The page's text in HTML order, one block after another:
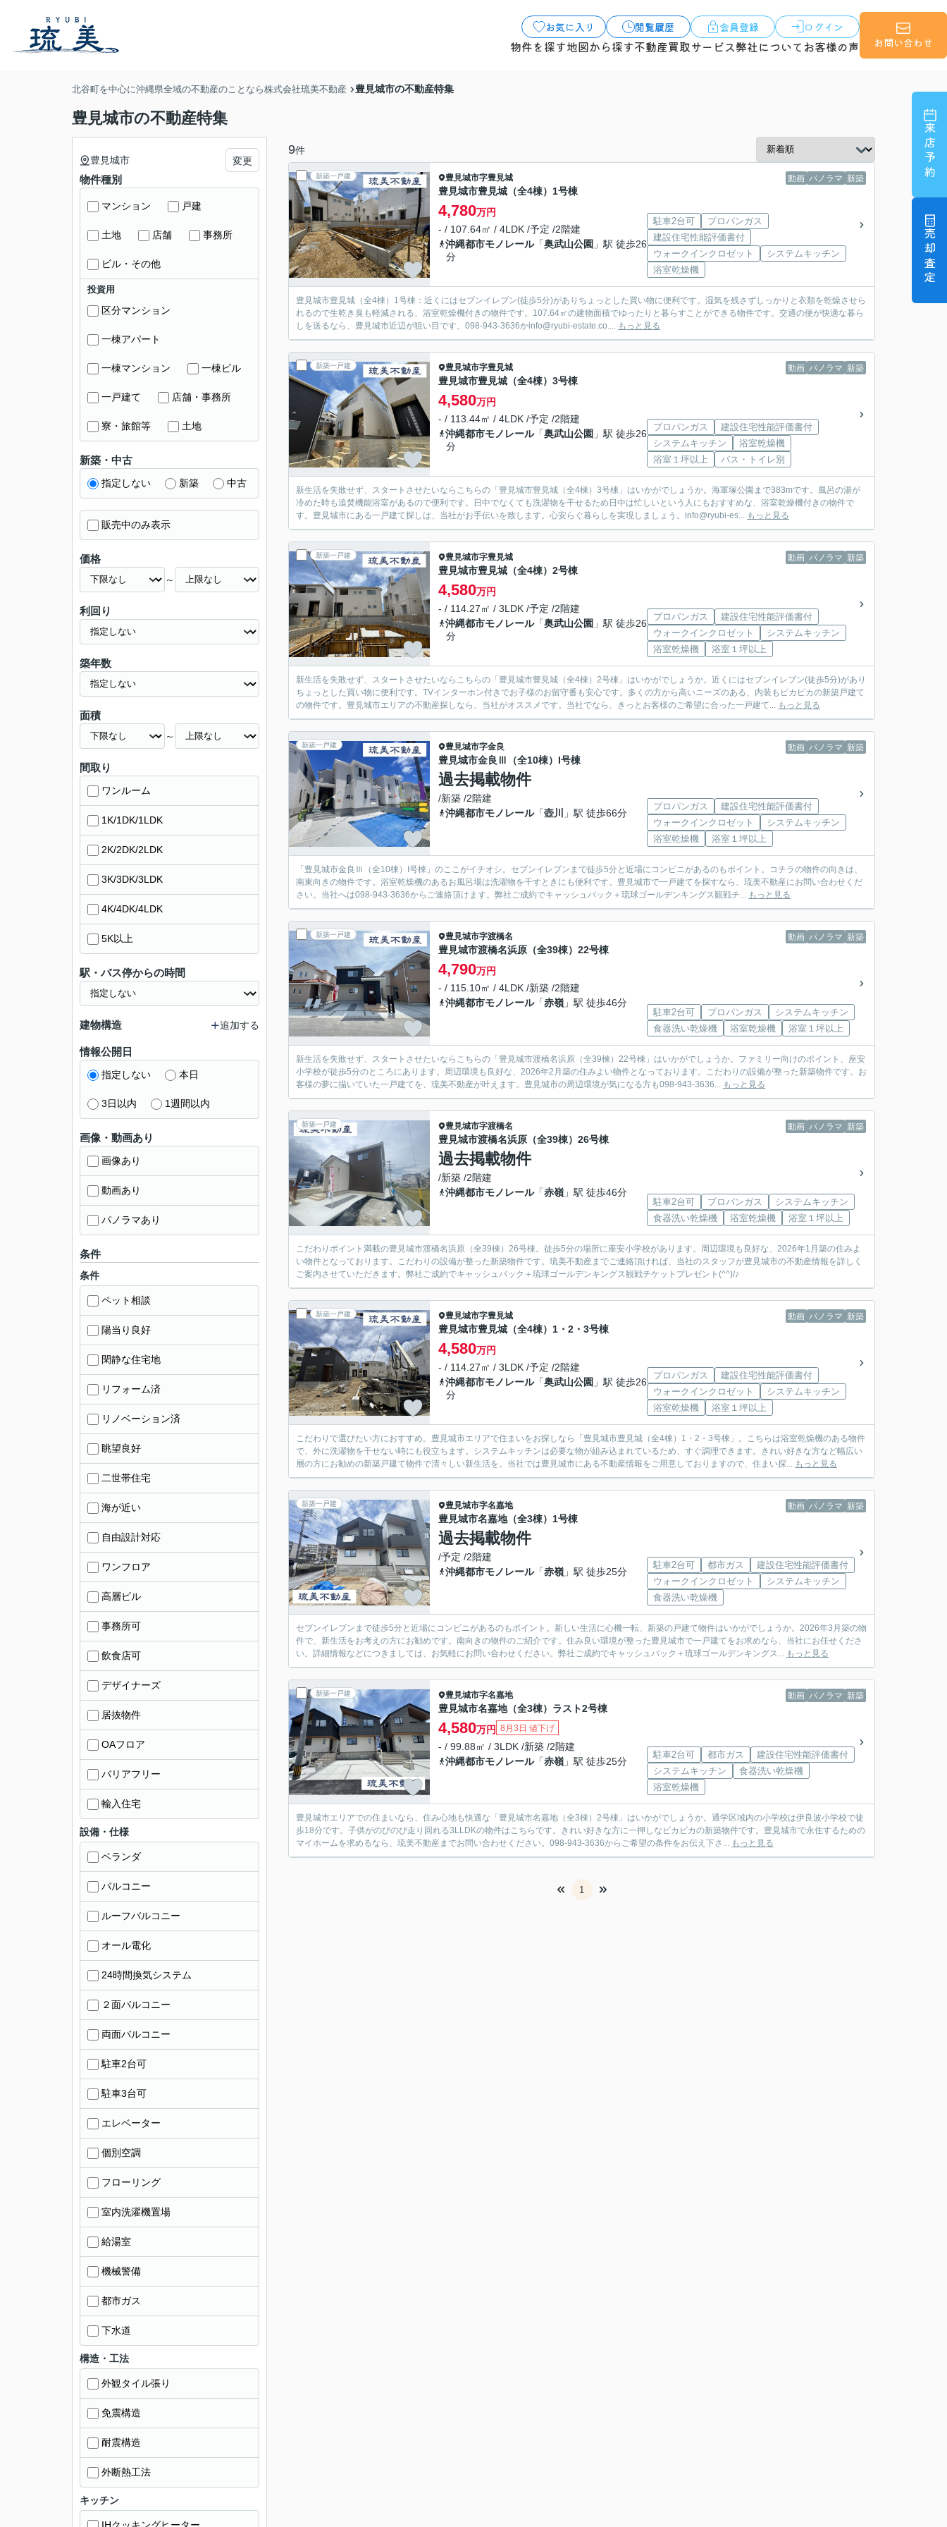
お気に入り 閲覧履歴 会員登録 ログイン
物件を探す地図から探す不動産買取サービス弊社について お客様の声 お問い合わせ
来店予約
売却査定
北谷町を中心に沖縄県全域の不動産のことなら株式会社琉美不動産 豊見城市の不動産特集
豊見城市の不動産特集
9件
新築一戸建 動画 パノラマ 新築
豊見城市字豊見城
豊見城市豊見城（全4棟）1号棟
4,780万円
- / 107.64㎡ / 4LDK /予定 /2階建
沖縄都市モノレール「奥武山公園 」駅 徒歩26
分
駐車2台可
プロパンガス
建設住宅性能評価書付
ウォークインクロゼット
システムキッチン
浴室乾燥機
豊見城市豊見城（全4棟）1号棟：近くにはセブンイレブン(徒歩5分)がありちょっとした買い物に便利です。湿気を残さずしっかりと衣類を乾燥させら
れるので生乾き臭も軽減される、浴室乾燥機付きの物件です。107.64㎡の建物面積でゆったりと暮らすことができる物件です。交通の便が快適な暮ら
しを送るなら、豊見城市近辺が狙い目です。098-943-3636かinfo@ryubi-estate.co.... もっと見る
新築一戸建 動画 パノラマ 新築
豊見城市字豊見城
豊見城市豊見城（全4棟）3号棟
4,580万円
- / 113.44㎡ / 4LDK /予定 /2階建
沖縄都市モノレール「奥武山公園 」駅 徒歩26
分
プロパンガス
建設住宅性能評価書付
システムキッチン
浴室乾燥機
浴室１坪以上
バス・トイレ別
新生活を失敗せず、スタートさせたいならこちらの「豊見城市豊見城（全4棟）3号棟」はいかがでしょうか。海軍塚公園まで383mです。風呂の湯が
冷めた時も追焚機能浴室があるので便利です。日中でなくても洗濯物を干せるため日中は忙しいという人にもおすすめな、浴室乾燥機付きの物件で
す。豊見城市にある一戸建て探しは、当社がお手伝いを致します。心安らぐ暮らしを実現しましょう。info@ryubi-es... もっと見る
新築一戸建 動画 パノラマ 新築
豊見城市字豊見城
豊見城市豊見城（全4棟）2号棟
4,580万円
- / 114.27㎡ / 3LDK /予定 /2階建
沖縄都市モノレール「奥武山公園 」駅 徒歩26
分
プロパンガス
建設住宅性能評価書付
ウォークインクロゼット
システムキッチン
浴室乾燥機
浴室１坪以上
新生活を失敗せず、スタートさせたいならこちらの「豊見城市豊見城（全4棟）2号棟」はいかがでしょうか。近くにはセブンイレブン(徒歩5分)があり
ちょっとした買い物に便利です。TVインターホン付きでお子様のお留守番も安心です。多くの方から高いニーズのある、内装もピカピカの新築戸建て
の物件です。豊見城市エリアの不動産探しなら、当社がオススメです。当社でなら、きっとお客様のご希望に合った一戸建て... もっと見る
新築一戸建 動画 パノラマ 新築
豊見城市字金良
豊見城市金良Ⅲ（全10棟）I号棟
過去掲載物件
/新築 /2階建
沖縄都市モノレール「壺川 」駅 徒歩66分
プロパンガス
建設住宅性能評価書付
ウォークインクロゼット
システムキッチン
浴室乾燥機
浴室１坪以上
「豊見城市金良Ⅲ（全10棟）I号棟」のここがイチオシ。セブンイレブンまで徒歩5分と近場にコンビニがあるのもポイント。コチラの物件の向きは、
南東向きの物件です。浴室乾燥機のあるお風呂場は洗濯物を干すときにも便利です。豊見城市で一戸建てを探すなら、琉美不動産にお問い合わせくだ
さい。当社へは098-943-3636からご連絡頂けます。弊社ご成約でキャッシュバック＋琉球ゴールデンキングス観戦チ... もっと見る
新築一戸建 動画 パノラマ 新築
豊見城市字渡橋名
豊見城市渡橋名浜原（全39棟）22号棟
4,790万円
- / 115.10㎡ / 4LDK /新築 /2階建
沖縄都市モノレール「赤嶺 」駅 徒歩46分
駐車2台可 プロパンガス
システムキッチン
食器洗い乾燥機
浴室乾燥機 浴室１坪以上
新生活を失敗せず、スタートさせたいならこちらの「豊見城市渡橋名浜原（全39棟）22号棟」はいかがでしょうか。ファミリー向けのポイント、座安
小学校が徒歩5分のところにあります。周辺環境も良好な、2026年2月築の住みよい物件となっております。こだわりの設備が整った新築物件です。お
客様の夢に描いていた一戸建てを、琉美不動産が叶えます。豊見城市の周辺環境が気になる方も098-943-3636... もっと見る
新築一戸建 動画 パノラマ 新築
豊見城市字渡橋名
豊見城市渡橋名浜原（全39棟）26号棟
過去掲載物件
/新築 /2階建
沖縄都市モノレール「赤嶺 」駅 徒歩46分
駐車2台可 プロパンガス
システムキッチン
食器洗い乾燥機
浴室乾燥機 浴室１坪以上
こだわりポイント満載の豊見城市渡橋名浜原（全39棟）26号棟。徒歩5分の場所に座安小学校があります。周辺環境も良好な、2026年1月築の住みよ
い物件となっております。こだわりの設備が整った新築物件です。琉美不動産までご連絡頂ければ、当社のスタッフが豊見城市の不動産情報を詳しく
ご案内させていただきます。弊社ご成約でキャッシュバック＋琉球ゴールデンキングス観戦チケットプレゼント(^^)/♪
新築一戸建 動画 パノラマ 新築
豊見城市字豊見城
豊見城市豊見城（全4棟）1・2・3号棟
4,580万円
- / 114.27㎡ / 3LDK /予定 /2階建
沖縄都市モノレール「奥武山公園 」駅 徒歩26
分
プロパンガス
建設住宅性能評価書付
ウォークインクロゼット
システムキッチン
浴室乾燥機
浴室１坪以上
こだわりで選びたい方におすすめ。豊見城市エリアで住まいをお探しなら「豊見城市豊見城（全4棟）1・2・3号棟」。こちらは浴室乾燥機のある物件
で、外に洗濯物を干せない時にも役立ちます。システムキッチンは必要な物が組み込まれているため、すぐ調理できます。きれい好きな方など幅広い
層の方にお勧めの新築戸建て物件で清々しい新生活を。当社では豊見城市にある不動産情報をご用意しておりますので、住まい探... もっと見る
新築一戸建 動画 パノラマ 新築
豊見城市字名嘉地
豊見城市名嘉地（全3棟）1号棟
過去掲載物件
/予定 /2階建
沖縄都市モノレール「赤嶺 」駅 徒歩25分
駐車2台可 都市ガス
建設住宅性能評価書付
ウォークインクロゼット
システムキッチン
食器洗い乾燥機
セブンイレブンまで徒歩5分と近場にコンビニがあるのもポイント。新しい生活に心機一転、新築の戸建て物件はいかがでしょうか。2026年3月築の物
件で、新生活をお考えの方にお勧めです。南向きの物件のご紹介です。住み良い環境が整った豊見城市で一戸建てをお求めなら、当社にお任せくださ
い。詳細情報などにつきましては、お気軽にお問い合わせください。弊社ご成約でキャッシュバック＋琉球ゴールデンキングス... もっと見る
新築一戸建 動画 パノラマ 新築
豊見城市字名嘉地
豊見城市名嘉地（全3棟）ラスト2号棟
4,580万円 8月3日 値下げ
- / 99.88㎡ / 3LDK /新築 /2階建
沖縄都市モノレール「赤嶺 」駅 徒歩25分
駐車2台可 都市ガス
建設住宅性能評価書付
システムキッチン
食器洗い乾燥機
浴室乾燥機
豊見城市エリアでの住まいなら、住み心地も快適な「豊見城市名嘉地（全3棟）2号棟」はいかがでしょうか。通学区域内の小学校は伊良波小学校で徒
歩18分です。子供がのびのび走り回れる3LLDKの物件はこちらです。きれい好きな方に一押しなピカピカの新築物件です。豊見城市で永住するための
マイホームを求めるなら、琉美不動産までお問い合わせください。098-943-3636からご希望の条件をお伝え下さ... もっと見る
1
豊見城市 変更
物件種別
マンション 戸建
土地 店舗 事務所
ビル・その他
投資用
区分マンション
一棟アパート
一棟マンション 一棟ビル
一戸建て 店舗・事務所
寮・旅館等 土地
新築・中古
指定しない 新築 中古
販売中のみ表示
価格
～
利回り
築年数
面積
～
間取り
ワンルーム
1K/1DK/1LDK
2K/2DK/2LDK
3K/3DK/3LDK
4K/4DK/4LDK
5K以上
駅・バス停からの時間
建物構造 追加する
情報公開日
指定しない 本日
3日以内 1週間以内
画像・動画あり
画像あり
動画あり
パノラマあり
条件
条件
ペット相談
陽当り良好
閑静な住宅地
リフォーム済
リノベーション済
眺望良好
二世帯住宅
海が近い
自由設計対応
ワンフロア
高層ビル
事務所可
飲食店可
デザイナーズ
居抜物件
OAフロア
バリアフリー
輸入住宅
設備・仕様
ベランダ
バルコニー
ルーフバルコニー
オール電化
24時間換気システム
２面バルコニー
両面バルコニー
駐車2台可
駐車3台可
エレベーター
個別空調
フローリング
室内洗濯機置場
給湯室
機械警備
都市ガス
下水道
構造・工法
外観タイル張り
免震構造
耐震構造
外断熱工法
キッチン